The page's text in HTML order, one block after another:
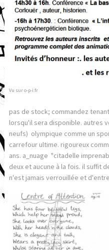
Vu sur o-p-i.fr
pas de stock; commandez
lorsqu'il sera disponible. autres
neufs) olympique comme un
carrefour ultime. rigoureux
ans. a_nuage "citadelle
deux et aucune à la fois. il suffit
n'est jamais verrouillée et